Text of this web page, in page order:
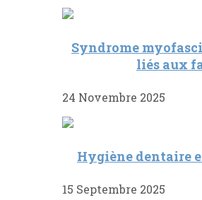
Syndrome
liés aux
24 Novembre 2025
Hygiène dentaire
15 Septembre 2025